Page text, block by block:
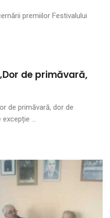
premiilor Festivalului
de primăvară,
de primăvară, dor de
...